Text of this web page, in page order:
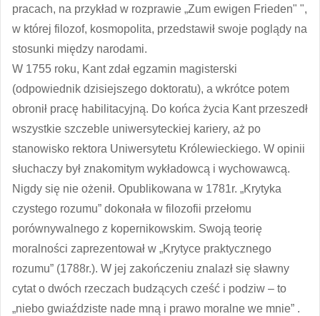
pracach, na przykład w rozprawie „Zum ewigen Frieden" ",
w której filozof, kosmopolita, przedstawił swoje poglądy na
stosunki między narodami.
W 1755 roku, Kant zdał egzamin magisterski
(odpowiednik dzisiejszego doktoratu), a wkrótce potem
obronił pracę habilitacyjną. Do końca życia Kant przeszedł
wszystkie szczeble uniwersyteckiej kariery, aż po
stanowisko rektora Uniwersytetu Królewieckiego. W opinii
słuchaczy był znakomitym wykładowcą i wychowawcą.
Nigdy się nie ożenił. Opublikowana w 1781r. „Krytyka
czystego rozumu” dokonała w filozofii przełomu
porównywalnego z kopernikowskim. Swoją teorię
moralności zaprezentował w „Krytyce praktycznego
rozumu” (1788r.). W jej zakończeniu znalazł się sławny
cytat o dwóch rzeczach budzących cześć i podziw – to
„niebo gwiaździste nade mną i prawo moralne we mnie” .